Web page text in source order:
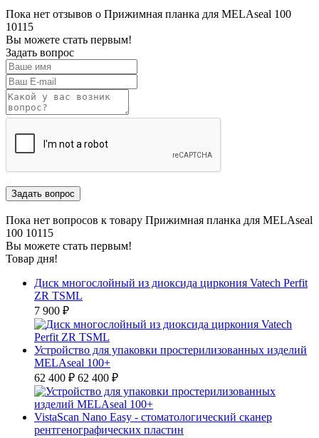
Пока нет отзывов о Прижимная планка для MELAseal 100
10115
Вы можете стать первым!
Задать вопрос
Пока нет вопросов к товару Прижимная планка для MELAseal
100 10115
Вы можете стать первым!
Товар дня!
Диск многослойный из диоксида циркония Vatech Perfit
ZR TSML
7 900 ₽
Устройство для упаковки простерилизованных изделий
MELAseal 100+
62 400 ₽ 62 400 ₽
VistaScan Nano Easy - стоматологический сканер
рентгенографических пластин